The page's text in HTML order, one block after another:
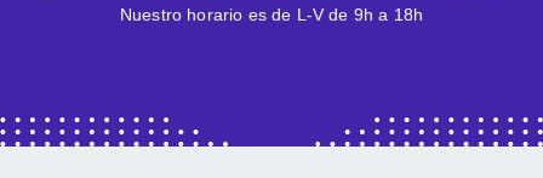
Nuestro horario es de L-V de 9h a 18h